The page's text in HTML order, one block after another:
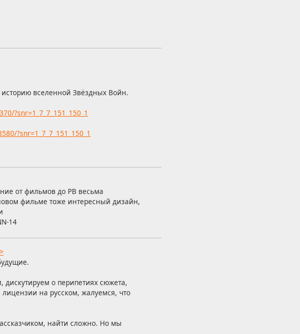
вселенной Звёздных Войн.
?snr=1_7_7_151_150_1
?snr=1_7_7_151_150_1
от фильмов до РВ весьма
фильме тоже интересный дизайн,
14
о перипетиях сюжета,
на русском, жалуемся, что
найти сложно. Но мы